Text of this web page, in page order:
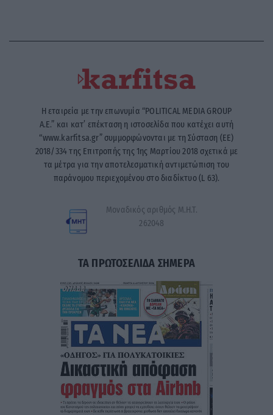
Η εταιρεία με την επωνυμία “POLITICAL MEDIA GROUP
A.E.” και κατ’ επέκταση η ιστοσελίδα που κατέχει αυτή
“www.karfitsa.gr” συμμορφώνονται με τη Σύσταση (ΕΕ)
2018/334 της Επιτροπής της 1ης Μαρτίου 2018 σχετικά με
τα μέτρα για την αποτελεσματική αντιμετώπιση του
παράνομου περιεχομένου στο διαδίκτυο (L 63).
Μοναδικός αριθμός Μ.Η.Τ.
262048
ΤΑ ΠΡΩΤΟΣΕΛΙΔΑ ΣΗΜΕΡΑ